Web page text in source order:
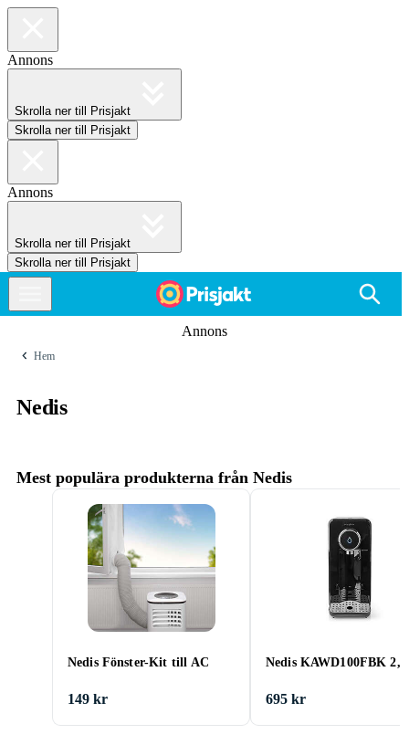
Annons
Skrolla ner till Prisjakt
Skrolla ner till Prisjakt
Annons
Skrolla ner till Prisjakt
Skrolla ner till Prisjakt
Annons
Hem
Nedis
Mest populära produkterna från Nedis
Nedis Fönster-Kit till AC
149 kr
Nedis KAWD100FBK
695 kr